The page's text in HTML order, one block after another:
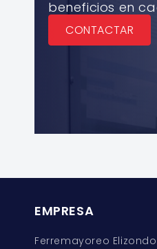
beneficios en
CONTACTAR
EMPRESA
Ferremayoreo Elizondo